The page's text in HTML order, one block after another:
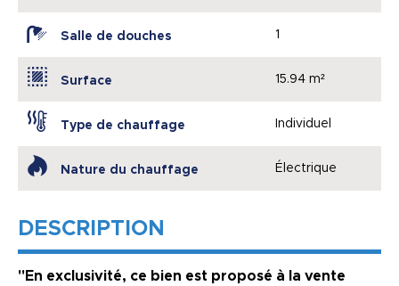
Salle de douches 1
Surface 15.94 m²
Type de chauffage Individuel
Nature du chauffage Électrique
DESCRIPTION
"En exclusivité, ce bien est proposé à la vente